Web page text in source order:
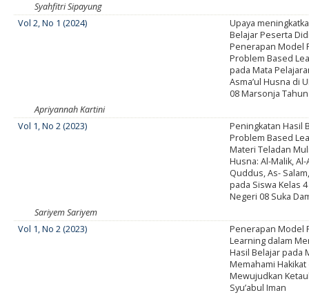
Syahfitri Sipayung
Vol 2, No 1 (2024)
Upaya
Belajar Peserta
Penerapan Model
Problem Based
pada Mata
Asma’ul Husna di
08 Marsonja
Apriyannah Kartini
Vol 1, No 2 (2023)
Peningkatan Hasil
Problem Based
Materi Teladan
Husna: Al-Malik, Al-
Quddus, As-
pada Siswa Kelas
Negeri 08 Suka
Sariyem Sariyem
Vol 1, No 2 (2023)
Penerapan Model
Learning dalam
Hasil Belajar pada
Memahami Hakikat
Mewujudkan
Syu’abul Iman